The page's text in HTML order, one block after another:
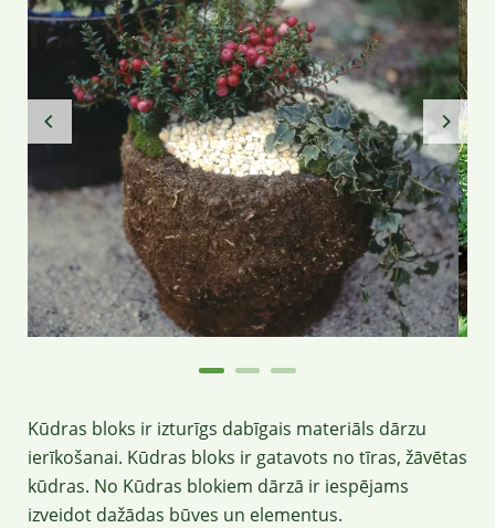
Kūdras bloks ir izturīgs dabīgais materiāls dārzu
ierīkošanai. Kūdras bloks ir gatavots no tīras, žāvētas
kūdras. No Kūdras blokiem dārzā ir iespējams
izveidot dažādas būves un elementus.